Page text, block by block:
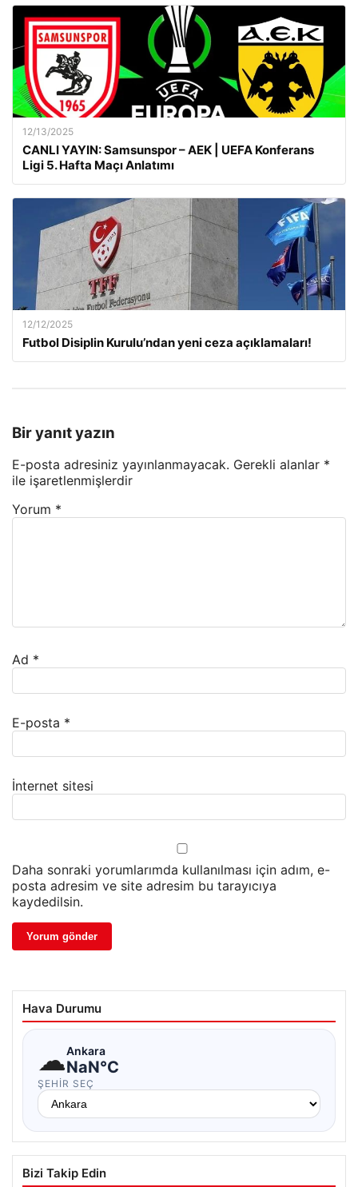
12/13/2025
CANLI YAYIN: Samsunspor – AEK | UEFA Konferans
Ligi 5. Hafta Maçı Anlatımı
12/12/2025
Futbol Disiplin Kurulu’ndan yeni ceza açıklamaları!
Bir yanıt yazın
E-posta adresiniz yayınlanmayacak. Gerekli alanlar *
ile işaretlenmişlerdir
Yorum *
Ad *
E-posta *
İnternet sitesi
Daha sonraki yorumlarımda kullanılması için adım, e-
posta adresim ve site adresim bu tarayıcıya
kaydedilsin.
Hava Durumu
☁Ankara
NaN°C
ŞEHIR SEÇ
Bizi Takip Edin